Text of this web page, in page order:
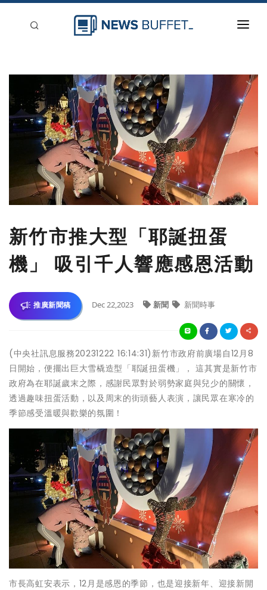
登入
刊登
新竹市推大型「耶誕扭蛋
機」 吸引千人響應感恩活動
推廣新聞稿 Dec 22,2023 新聞 新聞時事
(中央社訊息服務20231222 16:14:31)新竹市政府前廣場自12月8
日開始，便擺出巨大雪橇造型「耶誕扭蛋機」， 這其實是新竹市
政府為在耶誕歲末之際，感謝民眾對於弱勢家庭與兒少的關懷，
透過趣味扭蛋活動，以及周末的街頭藝人表演，讓民眾在寒冷的
季節感受溫暖與歡樂的氛圍！
市長高虹安表示，12月是感恩的季節，也是迎接新年、迎接新開